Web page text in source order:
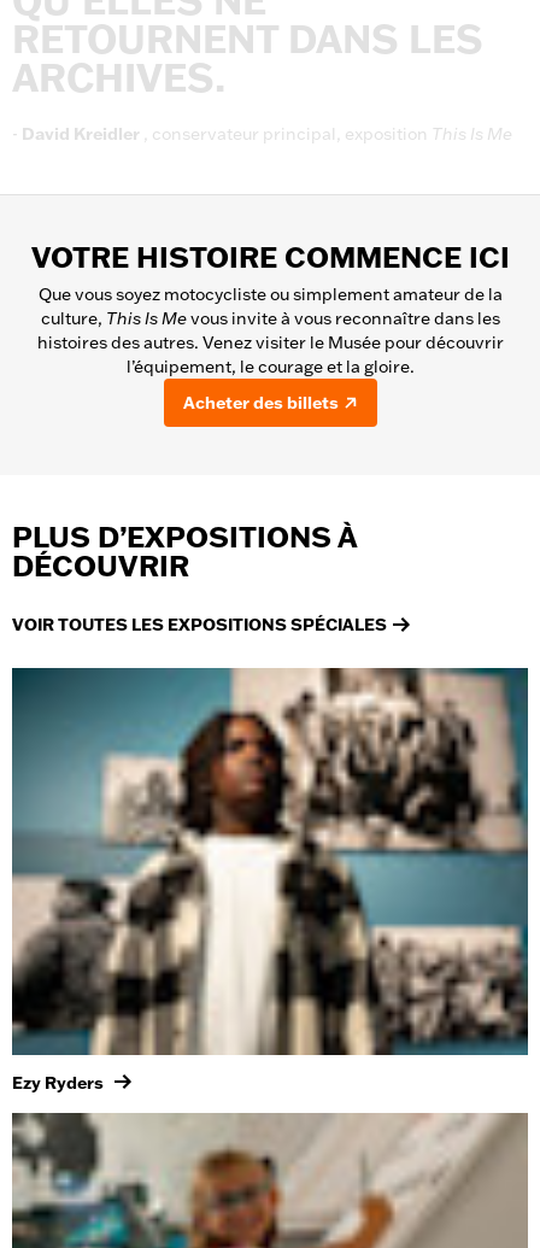
RETOURNENT DANS LES
ARCHIVES.
- David Kreidler conservateur principal, exposition This Is Me
VOTRE HISTOIRE COMMENCE ICI
Que vous soyez motocycliste ou simplement amateur de la
culture, This Is Mevous invite à vous reconnaître dans les
histoires des autres. Venez visiter le Musée pour découvrir
l’équipement, le courage et la gloire.
Acheter des billets
PLUS D’EXPOSITIONS À
DÉCOUVRIR
VOIR TOUTES LES EXPOSITIONS SPÉCIALES
Ezy Ryders